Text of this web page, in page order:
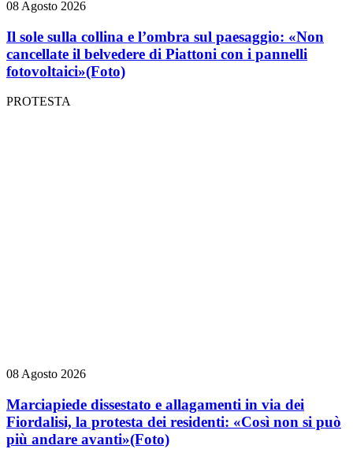
08 Agosto 2026
Il sole sulla collina e l’ombra sul paesaggio: «Non
cancellate il belvedere di Piattoni con i pannelli
fotovoltaici»(Foto)
PROTESTA
08 Agosto 2026
Marciapiede dissestato e allagamenti in via dei
Fiordalisi, la protesta dei residenti: «Così non si può
più andare avanti»(Foto)